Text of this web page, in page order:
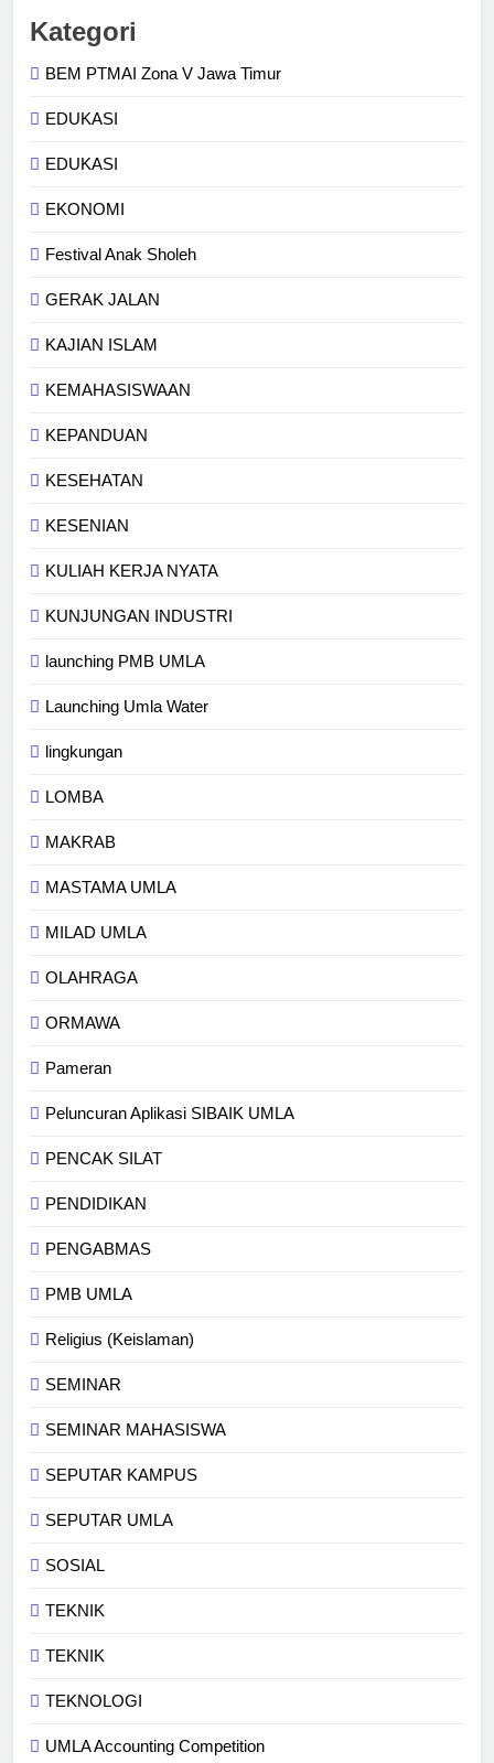
Kategori
BEM PTMAI Zona V Jawa Timur
EDUKASI
EDUKASI
EKONOMI
Festival Anak Sholeh
GERAK JALAN
KAJIAN ISLAM
KEMAHASISWAAN
KEPANDUAN
KESEHATAN
KESENIAN
KULIAH KERJA NYATA
KUNJUNGAN INDUSTRI
launching PMB UMLA
Launching Umla Water
lingkungan
LOMBA
MAKRAB
MASTAMA UMLA
MILAD UMLA
OLAHRAGA
ORMAWA
Pameran
Peluncuran Aplikasi SIBAIK UMLA
PENCAK SILAT
PENDIDIKAN
PENGABMAS
PMB UMLA
Religius (Keislaman)
SEMINAR
SEMINAR MAHASISWA
SEPUTAR KAMPUS
SEPUTAR UMLA
SOSIAL
TEKNIK
TEKNIK
TEKNOLOGI
UMLA Accounting Competition